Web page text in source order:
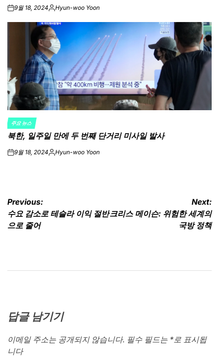
on9월 18, 2024Posted
Hyun-woo Yoon
POSTED
IN
주요 뉴스
북한, 일주일 만에 두 번째 단거리 미사일 발사
on9월 18, 2024Posted
Hyun-woo Yoon
글
탐
Previous:
수요 감소로 테슬라 이익 절반
으로 줄어
Next:
크리스 메이슨: 위험한 세계의
국방 정책
답글 남기기
이메일 주소는 공개되지 않습니다. 필수 필드는 *로 표시됩
니다